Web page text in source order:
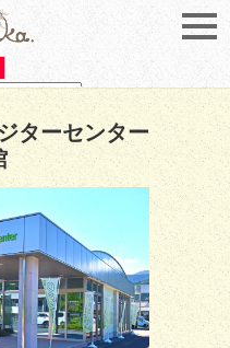
by Translate
ターセンター